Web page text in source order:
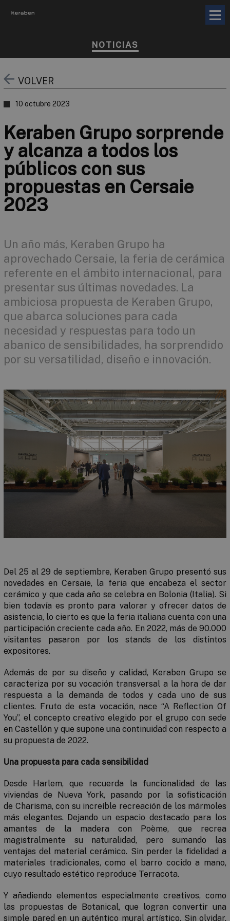
NOTICIAS
VOLVER
10 octubre 2023
Keraben Grupo sorprende
y alcanza a todos los
públicos con sus
propuestas en Cersaie
2023
Un año más, Keraben Grupo ha
aprovechado Cersaie, la feria de cerámica
referente en el ámbito internacional, para
presentar sus últimas novedades. La
ambiciosa propuesta de Keraben Grupo,
que abarca soluciones para cada
necesidad y respuestas para todo un
abanico de sensibilidades, ha sorprendido
por su versatilidad, diseño e innovación.
Del 25 al 29 de septiembre, Keraben Grupo presentó sus
novedades en Cersaie, la feria que encabeza el sector
cerámico y que cada año se celebra en Bolonia (Italia). Si
bien todavía es pronto para valorar y ofrecer datos de
asistencia, lo cierto es que la feria italiana cuenta con una
participación creciente cada año. En 2022, más de 90.000
visitantes pasaron por los stands de los distintos
expositores.
Además de por su diseño y calidad, Keraben Grupo se
caracteriza por su vocación transversal a la hora de dar
respuesta a la demanda de todos y cada uno de sus
clientes. Fruto de esta vocación, nace “A Reflection Of
You”, el concepto creativo elegido por el grupo con sede
en Castellón y que supone una continuidad con respecto a
su propuesta de 2022.
Una propuesta para cada sensibilidad
Desde Harlem, que recuerda la funcionalidad de las
viviendas de Nueva York, pasando por la sofisticación
de Charisma, con su increíble recreación de los mármoles
más elegantes. Dejando un espacio destacado para los
amantes de la madera con Poème, que recrea
magistralmente su naturalidad, pero sumando las
ventajas del material cerámico. Sin perder la fidelidad a
materiales tradicionales, como el barro cocido a mano,
cuyo resultado estético reproduce Terracota.
Y añadiendo elementos especialmente creativos, como
las propuestas de Botanical, que logran convertir una
simple pared en un auténtico mural artístico. Sin olvidar,